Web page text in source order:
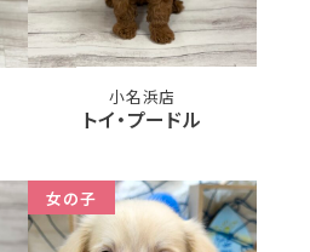
小名浜店
トイ・プードル
女の子